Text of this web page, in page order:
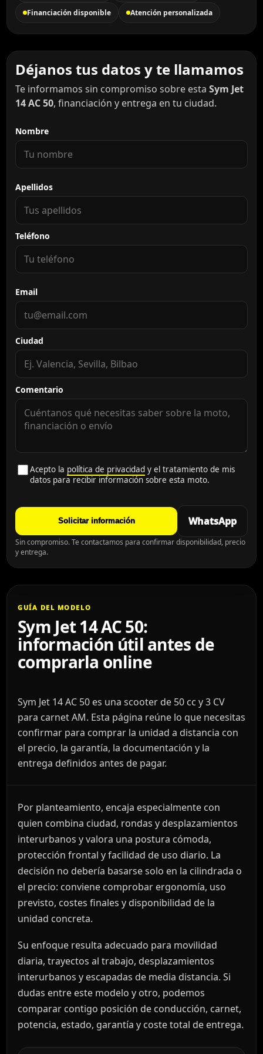
Financiación disponible Atención personalizada
Déjanos tus datos y te llamamos
Te informamos sin compromiso sobre esta Sym Jet
14 AC 50, financiación y entrega en tu ciudad.
Nombre
Apellidos
Teléfono
Email
Ciudad
Comentario
Acepto la política de privacidad y el tratamiento de mis
datos para recibir información sobre esta moto.
Solicitar información WhatsApp
Sin compromiso. Te contactamos para confirmar disponibilidad, precio
y entrega.
GUÍA DEL MODELO
Sym Jet 14 AC 50:
información útil antes de
comprarla online
Sym Jet 14 AC 50 es una scooter de 50 cc y 3 CV
para carnet AM. Esta página reúne lo que necesitas
confirmar para comprar la unidad a distancia con
el precio, la garantía, la documentación y la
entrega definidos antes de pagar.
Por planteamiento, encaja especialmente con
quien combina ciudad, rondas y desplazamientos
interurbanos y valora una postura cómoda,
protección frontal y facilidad de uso diario. La
decisión no debería basarse solo en la cilindrada o
el precio: conviene comprobar ergonomía, uso
previsto, costes finales y disponibilidad de la
unidad concreta.
Su enfoque resulta adecuado para movilidad
diaria, trayectos al trabajo, desplazamientos
interurbanos y escapadas de media distancia. Si
dudas entre este modelo y otro, podemos
comparar contigo posición de conducción, carnet,
potencia, estado, garantía y coste total de entrega.